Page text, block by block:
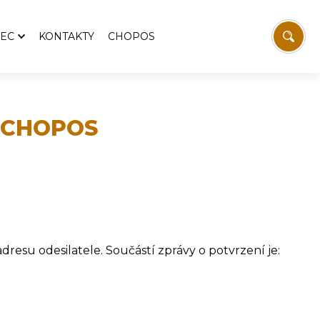
kronika
KONTAKTY CHOPOS
odesilatele. Součástí zprávy o potvrzení je: